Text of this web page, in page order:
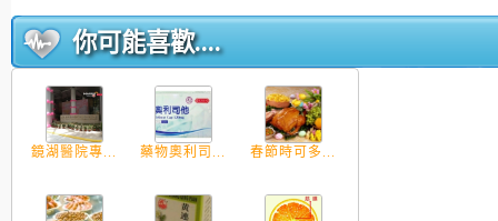
你可能喜歡....
鏡湖醫院專... 藥物奧利司... 春節時可多...